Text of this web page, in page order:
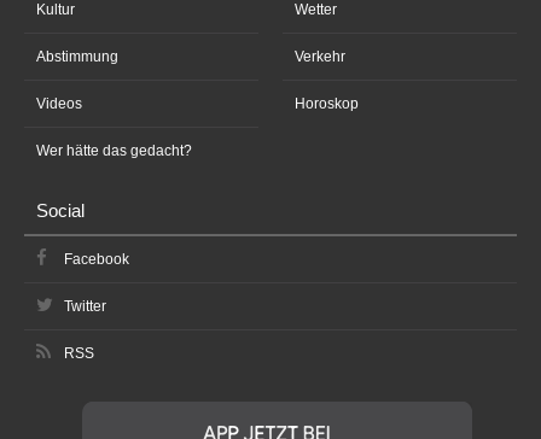
Kultur
Abstimmung
Videos
Wer hätte das gedacht?
Wetter
Verkehr
Horoskop
Social
Facebook
Twitter
RSS